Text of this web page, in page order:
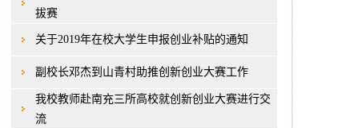
拔赛
关于2019年在校大学生申报创业补贴的通知
副校长邓杰到山青村助推创新创业大赛工作
我校教师赴南充三所高校就创新创业大赛进行交
流